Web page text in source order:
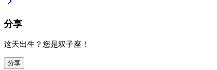
分享
这天出生？您是双子座！
分享